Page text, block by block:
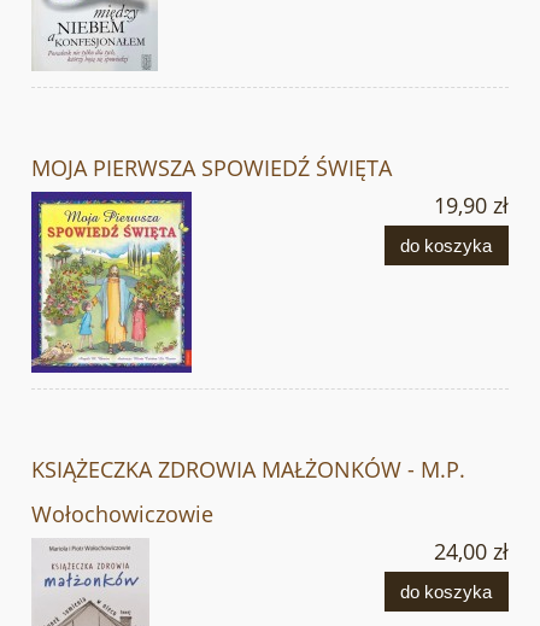
MOJA PIERWSZA SPOWIEDŹ ŚWIĘTA
19,90 zł
do koszyka
KSIĄŻECZKA ZDROWIA MAŁŻONKÓW - M.P.
Wołochowiczowie
24,00 zł
do koszyka